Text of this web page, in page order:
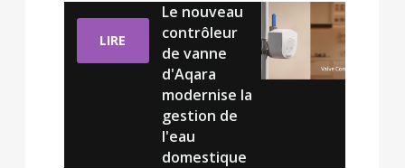
LIRE
Le nouveau
contrôleur
de vanne
d'Aqara
modernise la
gestion de
l'eau
domestique